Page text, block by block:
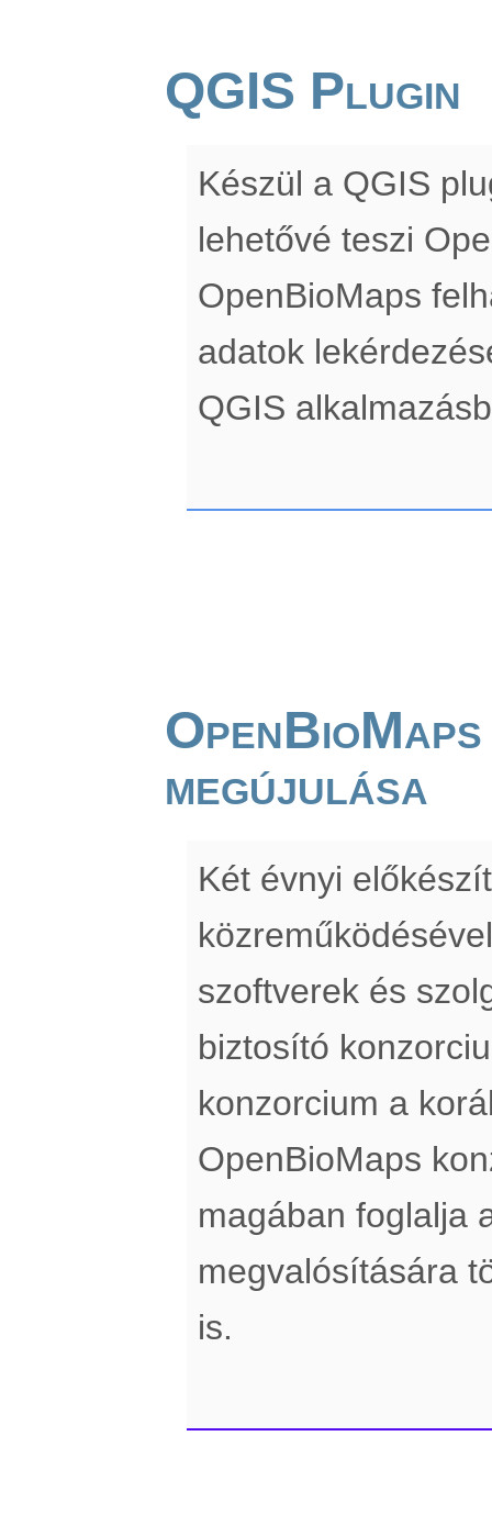
QGIS Plugin
Készül a QGIS
lehetővé teszi
OpenBioMaps
adatok
QGIS
megújulása
Két évnyi
szoftverek és
biztosító
konzorcium a
OpenBioMaps
magában foglalja
megvalósítására
is.